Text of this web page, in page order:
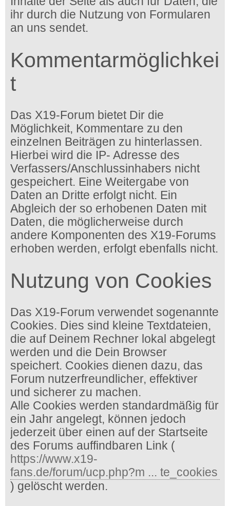
ihr durch die Nutzung von Formularen
an uns sendet.
Kommentarmöglichkei
t
Das X19-Forum bietet Dir die
Möglichkeit, Kommentare zu den
einzelnen Beiträgen zu hinterlassen.
Hierbei wird die IP- Adresse des
Verfassers/Anschlussinhabers nicht
gespeichert. Eine Weitergabe von
Daten an Dritte erfolgt nicht. Ein
Abgleich der so erhobenen Daten mit
Daten, die möglicherweise durch
andere Komponenten des X19-Forums
erhoben werden, erfolgt ebenfalls nicht.
Nutzung von Cookies
Das X19-Forum verwendet sogenannte
Cookies. Dies sind kleine Textdateien,
die auf Deinem Rechner lokal abgelegt
werden und die Dein Browser
speichert. Cookies dienen dazu, das
Forum nutzerfreundlicher, effektiver
und sicherer zu machen.
Alle Cookies werden standardmäßig für
ein Jahr angelegt, können jedoch
jederzeit über einen auf der Startseite
des Forums auffindbaren Link (
https://www.x19-
fans.de/forum/ucp.php?m ... te_cookies
) gelöscht werden.